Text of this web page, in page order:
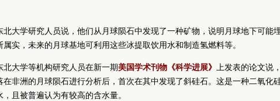
北大学研究人员说，他们从月球陨石中发现了一种矿物，说明月球地下可能
属实，未来的月球基地可利用这些冰提取饮用水和制造氢燃料等。
北大学等机构研究人员在新一期美国学术刊物《科学进展》 上发表的论文说
在非洲的月球陨石进行分析后，首次在其中发现了斜硅石。这是一种二氧化
，且被普遍认为有较高的含水量。